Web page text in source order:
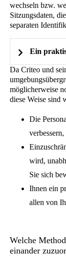
wechseln bzw.
Sitzungsdaten,
separaten
Ein
Ein
seine
a1d0-
Mit
Da Criteo und
möglicherweise
diese Weise sind
Die
wird,
Sie sich
Ihnen ein
allen von
Welche
einander